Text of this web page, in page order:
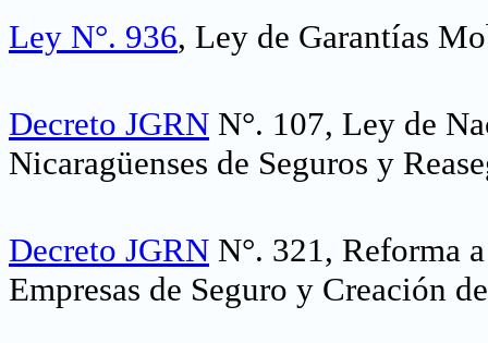
Ley N°. 936, Ley de Garantías
Decreto JGRN N°. 107, Ley de
Nicaragüenses de Seguros y
Decreto JGRN N°. 321, Reforma
Empresas de Seguro y Creación